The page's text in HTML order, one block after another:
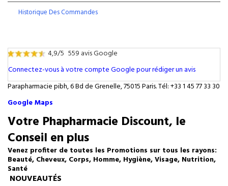
Historique Des Commandes
4,9/5 559 avis Google
Connectez-vous à votre compte Google pour rédiger un avis
Parapharmacie pibh, 6 Bd de Grenelle, 75015 Paris. Tél: +33 1 45 77 33 30
Google Maps
Votre Phapharmacie Discount, le
Conseil en plus
Venez profiter de toutes les Promotions sur tous les rayons:
Beauté, Cheveux, Corps, Homme, Hygiène, Visage, Nutrition,
Santé
NOUVEAUTÉS